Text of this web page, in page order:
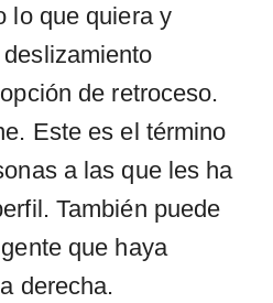
lo que quiera y
de retroceso.
Este es el término
a las que les ha
También puede
que haya
derecha.